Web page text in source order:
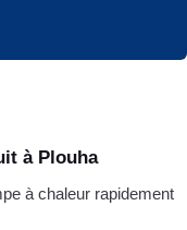
à Plouha
à chaleur rapidement